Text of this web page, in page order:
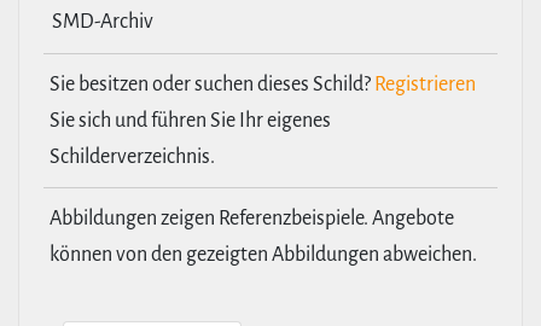
SMD-Archiv
Sie besitzen oder suchen dieses Schild? Registrieren
Sie sich und führen Sie Ihr eigenes
Schilderverzeichnis.
Abbildungen zeigen Referenzbeispiele. Angebote
können von den gezeigten Abbildungen abweichen.